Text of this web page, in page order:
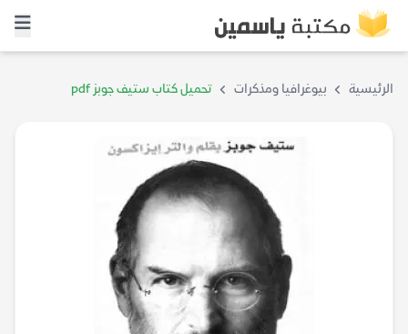
الرئيسية بيوغرافيا ومذكرات تحميل كتاب ستيف جوبز pdf